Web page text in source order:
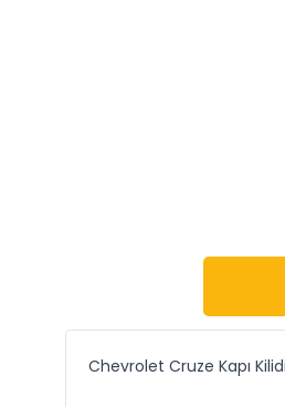
Chevrolet Cruze Kapı